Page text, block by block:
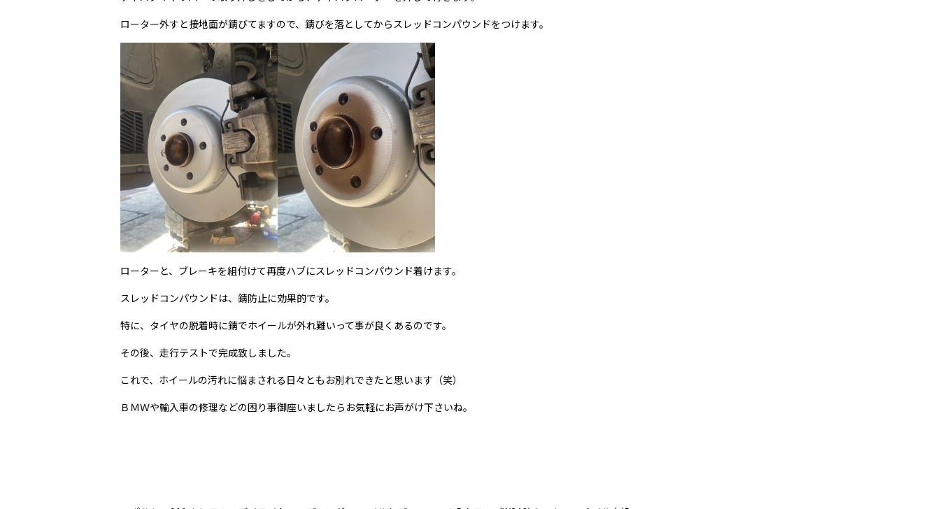
ローター外すと接地面が錆びてますので、錆びを落としてからスレッドコンパウンドをつけます。
ローターと、ブレーキを組付けて再度ハブにスレッドコンパウンド着けます。
スレッドコンパウンドは、錆防止に効果的です。
特に、タイヤの脱着時に錆でホイールが外れ難いって事が良くあるのです。
その後、走行テストで完成致しました。
これで、ホイールの汚れに悩まされる日々ともお別れできたと思います（笑）
ＢＭＷや輸入車の修理などの困り事御座いましたらお気軽にお声がけ下さいね。